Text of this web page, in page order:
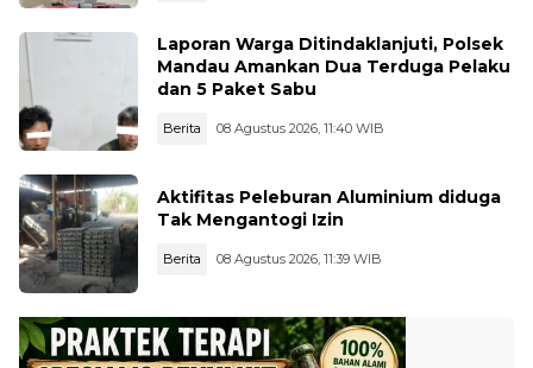
Laporan Warga Ditindaklanjuti, Polsek
Mandau Amankan Dua Terduga Pelaku
dan 5 Paket Sabu
Berita 08 Agustus 2026, 11:40 WIB
Aktifitas Peleburan Aluminium diduga
Tak Mengantogi Izin
Berita 08 Agustus 2026, 11:39 WIB